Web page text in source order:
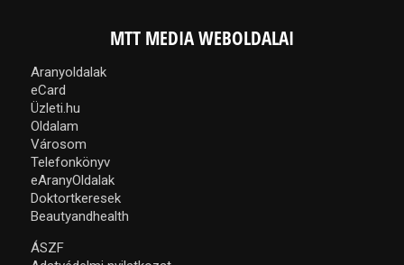
MTT MEDIA WEBOLDALAI
Aranyoldalak
eCard
Üzleti.hu
Oldalam
Városom
Telefonkönyv
eAranyOldalak
Doktortkeresek
Beautyandhealth
ÁSZF